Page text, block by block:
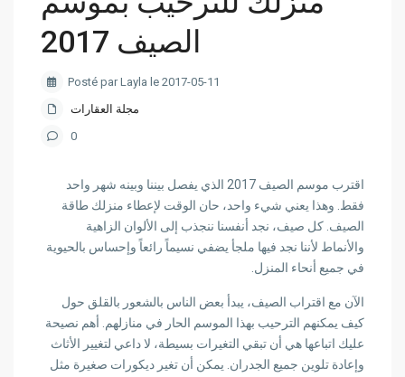
الصيف 2017
Posté par Layla le 2017-05-11
مجلة العقارات
0
اقترب موسم الصيف 2017 الذي يفصل بيننا وبينه شهر واحد
فقط. وهذا يعني شيء واحد، حان الوقت لإعطاء منزلك طاقة
الصيف . كل صيف، نجد أنفسنا ننجذب إلى الألوان الزاهية
والأنماط لأننا نجد فيها ملجأ يضفي نسيماً رائعاً وإحساس بالحيوية
في جميع أنحاء المنزل.
الآن مع اقتراب الصيف، يبدأ بعض الناس بالشعور بالقلق حول
كيف يمكنهم الترحيب بهذا الموسم الحار في منازلهم. أهم نصيحة
عليك اتباعها هي أن تبقي التغيرات بسيطة، لا داعي لتغيير الأثاث
وإعادة تلوين جميع الجدران. يمكن أن تغير ديكورات صغيرة مثل